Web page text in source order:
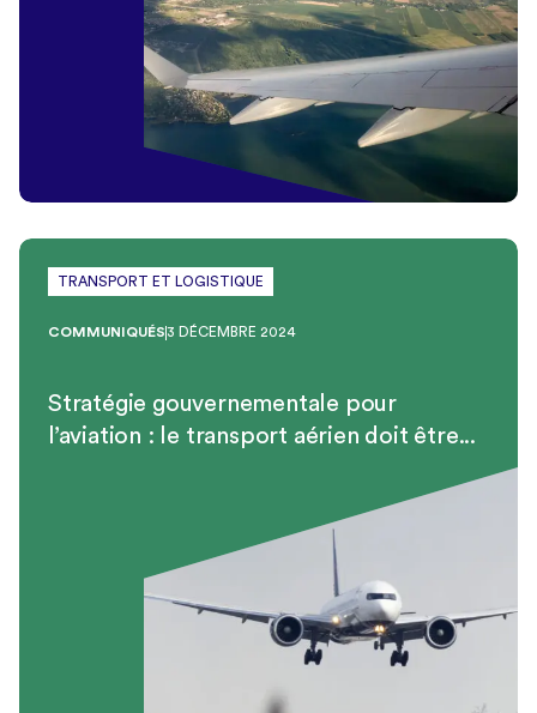
TRANSPORT ET LOGISTIQUE
COMMUNIQUÉS3 DÉCEMBRE 2024
Stratégie gouvernementale pour
l’aviation : le transport aérien doit être...